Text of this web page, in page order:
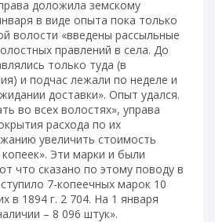
доложила земскому
в виде опыта пока только
волости «введены рассыльные
правлений в села. До
только туда (в
и подчас лежали по неделе и
доставки». Опыт удался.
во всех волостях», управа
расхода по их
увеличить стоимость
Эти марки и были
что сказано по этому поводу в
7-копеечных марок 10
в 1894 г. 2 704. На 1 января
– 8 096 штук».